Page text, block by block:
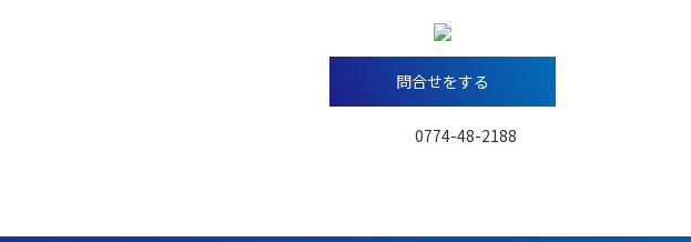
問合せをする
0774-48-2188